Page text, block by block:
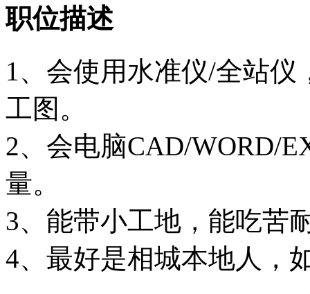
职位描述
1、会使用水准仪/全站
工图。
2、会电脑CAD/WORD/
量。
3、能带小工地，能吃苦
4、最好是相城本地人，